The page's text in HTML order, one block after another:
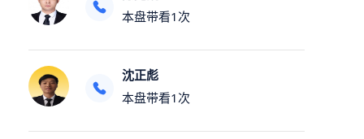
本盘带看1次
沈正彪
本盘带看1次